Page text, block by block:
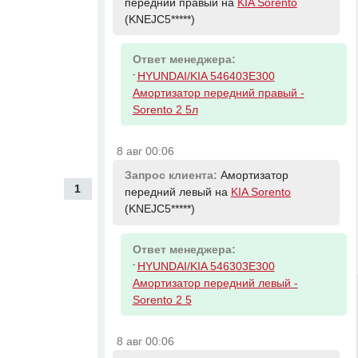
1
передний правый на KIA Sorento
(KNEJC5*****)
Ответ менеджера:
- HYUNDAI/KIA 546403E300
Амортизатор передний правый -
Sorento 2 5л
8 авг 00:06
Запрос клиента: Амортизатор
передний левый на KIA Sorento
(KNEJC5*****)
Ответ менеджера:
- HYUNDAI/KIA 546303E300
Амортизатор передний левый -
Sorento 2 5
8 авг 00:06